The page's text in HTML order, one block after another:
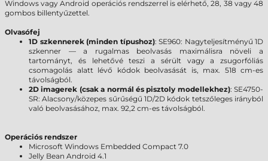
Windows vagy Android operációs rendszerrel is elérhető, 28, 38 vagy 48
gombos billentyűzettel.
Olvasófej
1D szkennerek (minden típushoz): SE960: Nagyteljesítményű 1D
szkenner — a rugalmas beolvasás maximálisra növeli a
tartományt, és lehetővé teszi a sérült vagy a zsugorfóliás
csomagolás alatt lévő kódok beolvasását is, max. 518 cm-es
távolságból.
2D imagerek (csak a normál és pisztoly modellekhez): SE4750-
SR: Alacsony/közepes sűrűségű 1D/2D kódok tetszőleges irányból
való beolvasásához, max. 92,2 cm-es távolságból.
Operációs rendszer
Microsoft Windows Embedded Compact 7.0
Jelly Bean Android 4.1